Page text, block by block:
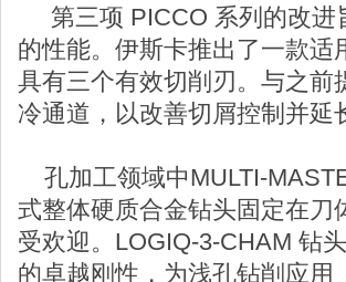
第三项 PICCO 系列的改进
的性能。伊斯卡推出了一款
具有三个有效切削刃。与之
冷通道，以改善切屑控制并延
孔加工领域中MULTI-
式整体硬质合金钻头固定在
受欢迎。LOGIQ-3-CHAM 钻
的卓越刚性，为浅孔钻削应